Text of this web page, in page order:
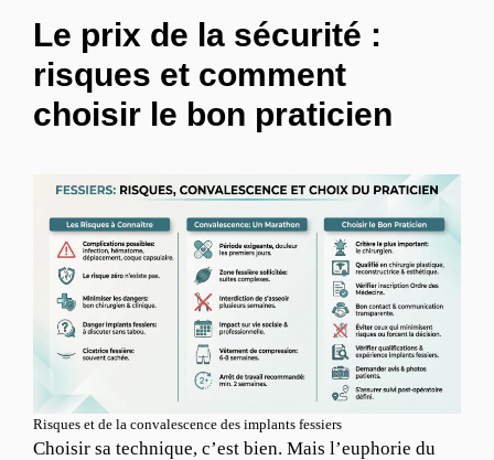
Le prix de la sécurité :
risques et comment
choisir le bon praticien
Risques et de la convalescence des implants fessiers
Choisir sa technique, c’est bien. Mais l’euphorie du